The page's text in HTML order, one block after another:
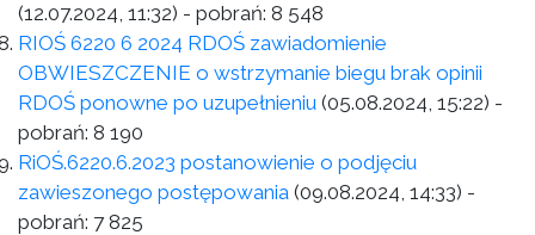
(12.07.2024, 11:32) - pobrań: 8 548
RIOŚ 6220 6 2024 RDOŚ zawiadomienie
OBWIESZCZENIE o wstrzymanie biegu brak opinii
RDOŚ ponowne po uzupełnieniu (05.08.2024, 15:22) -
pobrań: 8 190
RiOŚ.6220.6.2023 postanowienie o podjęciu
zawieszonego postępowania (09.08.2024, 14:33) -
pobrań: 7 825